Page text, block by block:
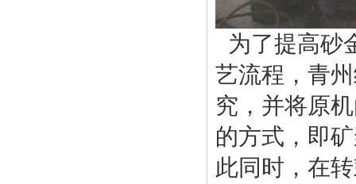
为了提高砂
艺流程，青
究，并将原
的方式，即
此同时，在